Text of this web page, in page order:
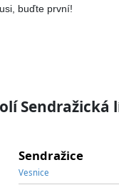
buďte první!
Sendražická
Sendražice
Vesnice